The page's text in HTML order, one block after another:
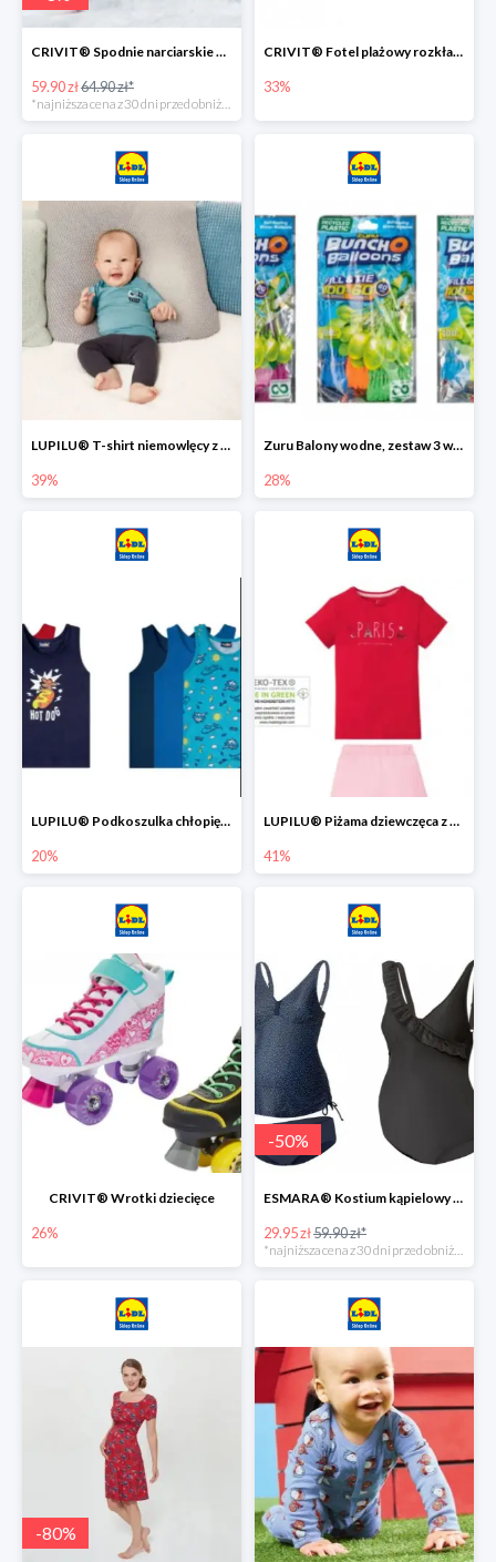
CRIVIT® Spodnie narciarskie dziewczęce
59.90 zł64.90 zł*
*najniższa cena z 30 dni przed obniżką
CRIVIT® Fotel plażowy rozkładany / Brodzik dziecięcy
33%
LUPILU® T-shirt niemowlęcy z biobawełny -39%
39%
Zuru Balony wodne, zestaw 3 wiązek -28%
28%
LUPILU® Podkoszulka chłopięca z bawełny -20%
20%
LUPILU® Piżama dziewczęca z bawełny -41%
41%
CRIVIT® Wrotki dziecięce
26%
-50%
ESMARA® Kostium kąpielowy ciążowy lub tankini ciążowe -50%
29.95 zł59.90 zł*
-80%